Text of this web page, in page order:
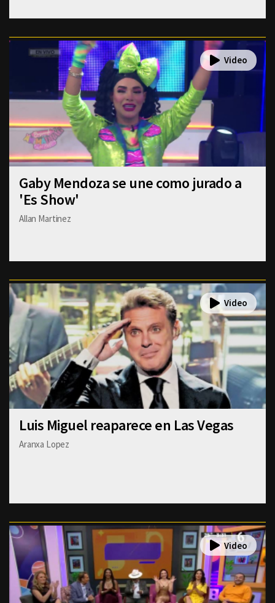
Gaby Mendoza se une como jurado a
'Es Show'
Allan Martinez
Luis Miguel reaparece en Las Vegas
Aranxa Lopez